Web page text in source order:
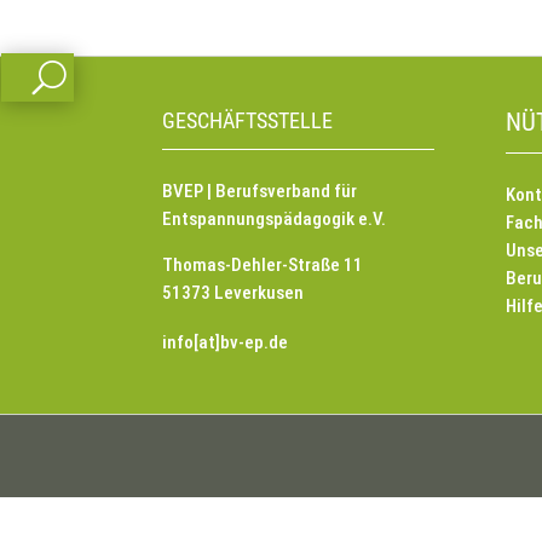
GESCHÄFTSSTELLE
BVEP | Berufsverband für
Entspannungspädagogik e.V.
Thomas-Dehler-Straße 11
51373 Leverkusen
info[at]bv-ep.de
U